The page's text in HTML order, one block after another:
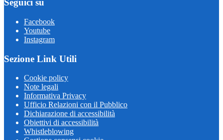
Seguici su
Facebook
Youtube
Instagram
Sezione Link Utili
Cookie policy
Note legali
Informativa Privacy
Ufficio Relazioni con il Pubblico
Dichiarazione di accessibilità
Obiettivi di accessibilità
Whistleblowing